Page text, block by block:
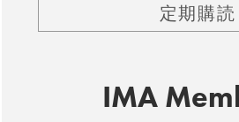
定期購読
IMA